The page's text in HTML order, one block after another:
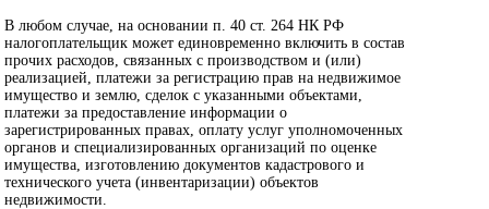
В любом случае, на основании п. 40 ст. 264 НК РФ
налогоплательщик может единовременно включить в состав
прочих расходов, связанных с производством и (или)
реализацией, платежи за регистрацию прав на недвижимое
имущество и землю, сделок с указанными объектами,
платежи за предоставление информации о
зарегистрированных правах, оплату услуг уполномоченных
органов и специализированных организаций по оценке
имущества, изготовлению документов кадастрового и
технического учета (инвентаризации) объектов
недвижимости.